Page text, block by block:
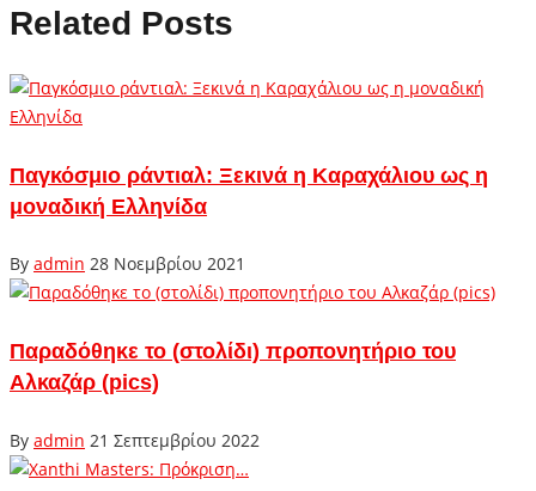
Related Posts
Παγκόσμιο ράντιαλ: Ξεκινά η Καραχάλιου ως η
μοναδική Ελληνίδα
By admin 28 Νοεμβρίου 2021
Παραδόθηκε το (στολίδι) προπονητήριο του
Αλκαζάρ (pics)
By admin 21 Σεπτεμβρίου 2022